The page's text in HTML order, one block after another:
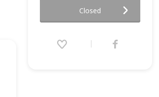
您想改變未來生活嗎？
2017.11.16 (Thu) 09:00 - 22:30
Closed